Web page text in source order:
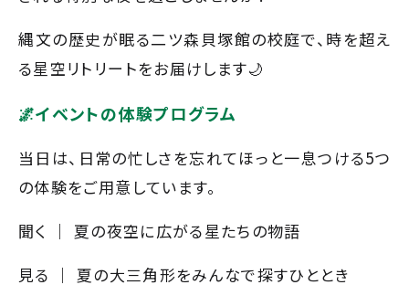
縄文の歴史が眠る二ツ森貝塚館の校庭で、時を超え
る星空リトリートをお届けします🌙
🌌イベントの体験プログラム
当日は、日常の忙しさを忘れてほっと一息つける5つ
の体験をご用意しています。
聞く ｜ 夏の夜空に広がる星たちの物語
見る ｜ 夏の大三角形をみんなで探すひととき